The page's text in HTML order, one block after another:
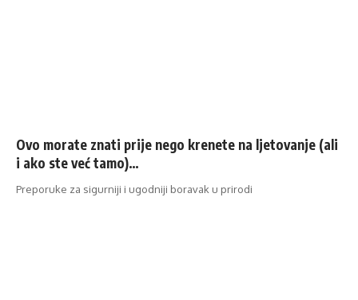
Ovo morate znati prije nego krenete na ljetovanje (ali
i ako ste već tamo)…
Preporuke za sigurniji i ugodniji boravak u prirodi